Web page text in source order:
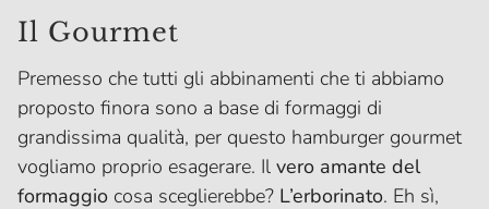
Il Gourmet
Premesso che tutti gli abbinamenti che ti abbiamo
proposto finora sono a base di formaggi di
grandissima qualità, per questo hamburger gourmet
vogliamo proprio esagerare. Il vero amante del
formaggio cosa sceglierebbe? L’erborinato. Eh sì,